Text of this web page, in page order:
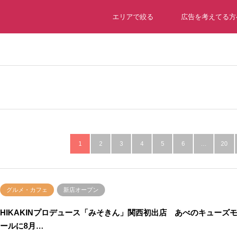
エリアで絞る 広告を考えてる
1 2 3 4 5 6 … 20
グルメ・カフェ 新店オープン
HIKAKINプロデュース「みそきん」関西初出店 あべのキューズ
ールに8月…